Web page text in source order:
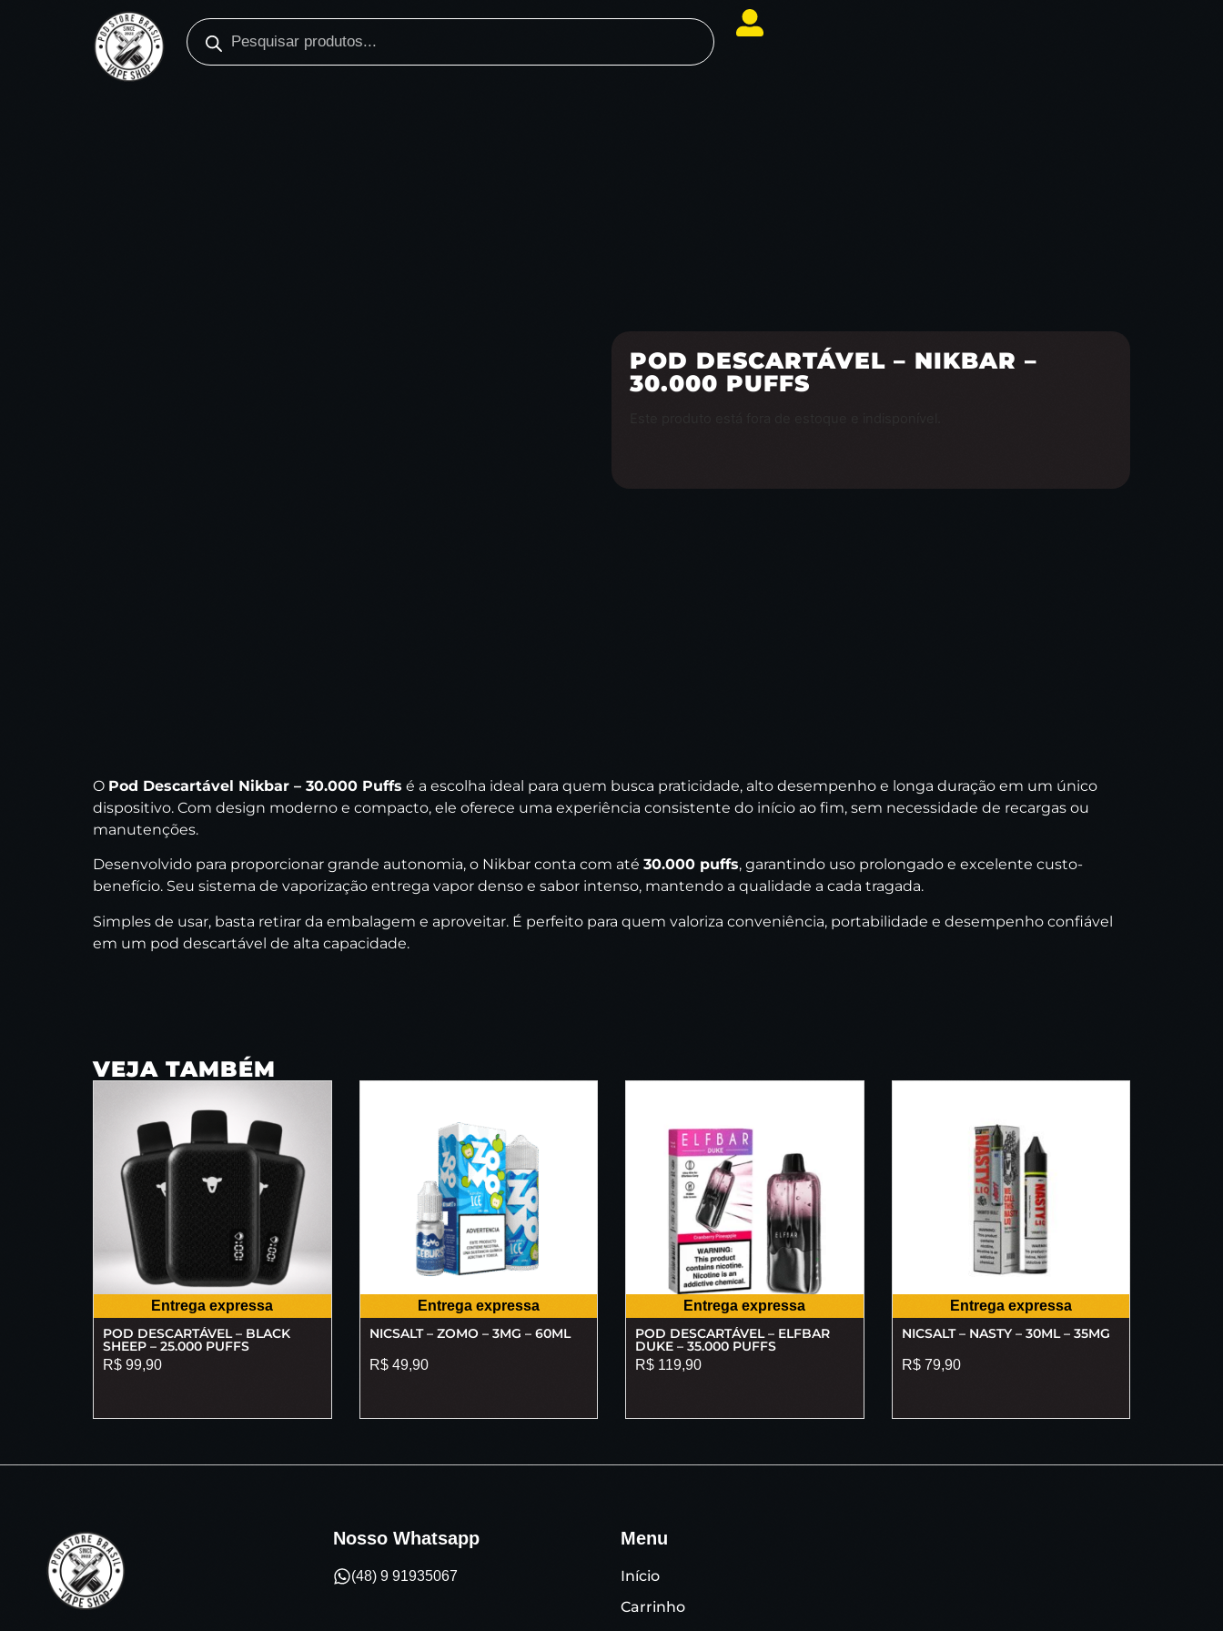
POD DESCARTÁVEL – NIKBAR –
30.000 PUFFS
O Pod Descartável Nikbar – 30.000 Puffs é a escolha ideal para quem busca praticidade, alto desempenho e longa duração em um único
dispositivo. Com design moderno e compacto, ele oferece uma experiência consistente do início ao fim, sem necessidade de recargas ou
manutenções.
Desenvolvido para proporcionar grande autonomia, o Nikbar conta com até 30.000 puffs, garantindo uso prolongado e excelente custo-
benefício. Seu sistema de vaporização entrega vapor denso e sabor intenso, mantendo a qualidade a cada tragada.
Simples de usar, basta retirar da embalagem e aproveitar. É perfeito para quem valoriza conveniência, portabilidade e desempenho confiável
em um pod descartável de alta capacidade.
VEJA TAMBÉM
Entrega expressa
POD DESCARTÁVEL – BLACK
SHEEP – 25.000 PUFFS
R$ 99,90
Entrega expressa
NICSALT – ZOMO – 3MG – 60ML
R$49,90
Entrega expressa
POD DESCARTÁVEL – ELFBAR
DUKE – 35.000 PUFFS
R$ 119,90
Entrega expressa
NICSALT – NASTY – 30ML – 35MG
R$79,90
Nosso Whatsapp
(48) 9 91935067
Menu
Início
Carrinho